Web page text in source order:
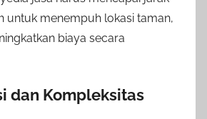
untuk menempuh lokasi taman,
biaya secara
dan Kompleksitas